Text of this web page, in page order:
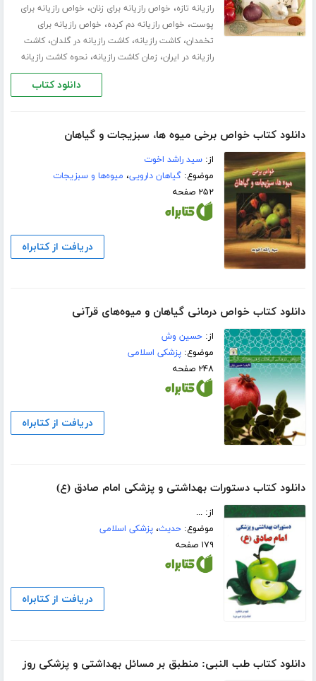
رازیانه تازه، خواص رازیانه برای زنان، خواص رازیانه برای
پوست، خواص رازیانه دم کرده، خواص رازیانه برای
تخمدان،کاشت رازیانه،کاشت رازیانه در گلدان،کاشت
رازیانه در ایران، زمان کاشت رازیانه،نحوه کاشت رازیانه
دانلود کتاب
دانلود کتاب خواص برخی میوه ها، سبزیجات و گیاهان
از:سید راشد اخوت
موضوع:گیاهان دارویی، میوه‌ها و سبزیجات
۲۵۲ صفحه
دریافت از کتابراه
دانلود کتاب خواص درمانی گیاهان و میوه‌های قرآنی
از:حسین وش
موضوع:پزشکی اسلامی
۲۴۸ صفحه
دریافت از کتابراه
دانلود کتاب دستورات بهداشتی و پزشکی امام صادق (ع)
از: ...
موضوع:حدیث،پزشکی اسلامی
۱۷۹ صفحه
دریافت از کتابراه
دانلود کتاب طب النبی: منطبق بر مسائل بهداشتی و پزشکی روز